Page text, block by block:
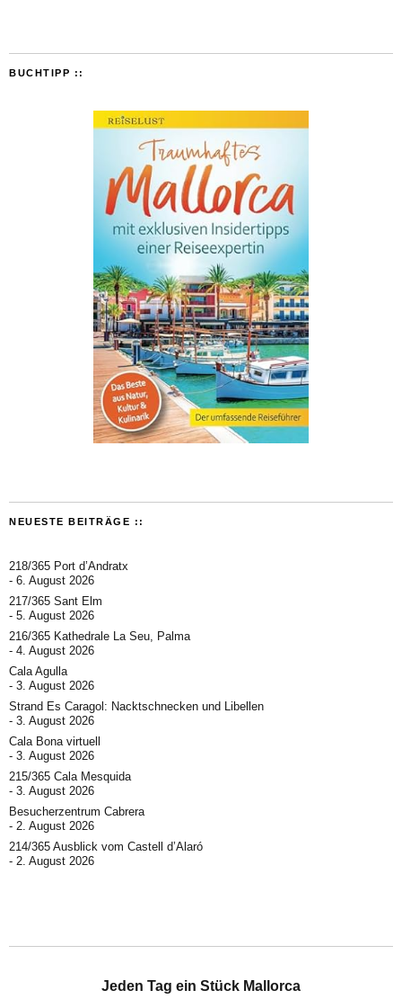
BUCHTIPP ::
NEUESTE BEITRÄGE ::
218/365 Port d’Andratx
6. August 2026
217/365 Sant Elm
5. August 2026
216/365 Kathedrale La Seu, Palma
4. August 2026
Cala Agulla
3. August 2026
Strand Es Caragol: Nacktschnecken und Libellen
3. August 2026
Cala Bona virtuell
3. August 2026
215/365 Cala Mesquida
3. August 2026
Besucherzentrum Cabrera
2. August 2026
214/365 Ausblick vom Castell d’Alaró
2. August 2026
Jeden Tag ein Stück Mallorca